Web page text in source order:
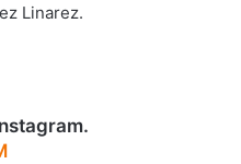
Linarez.